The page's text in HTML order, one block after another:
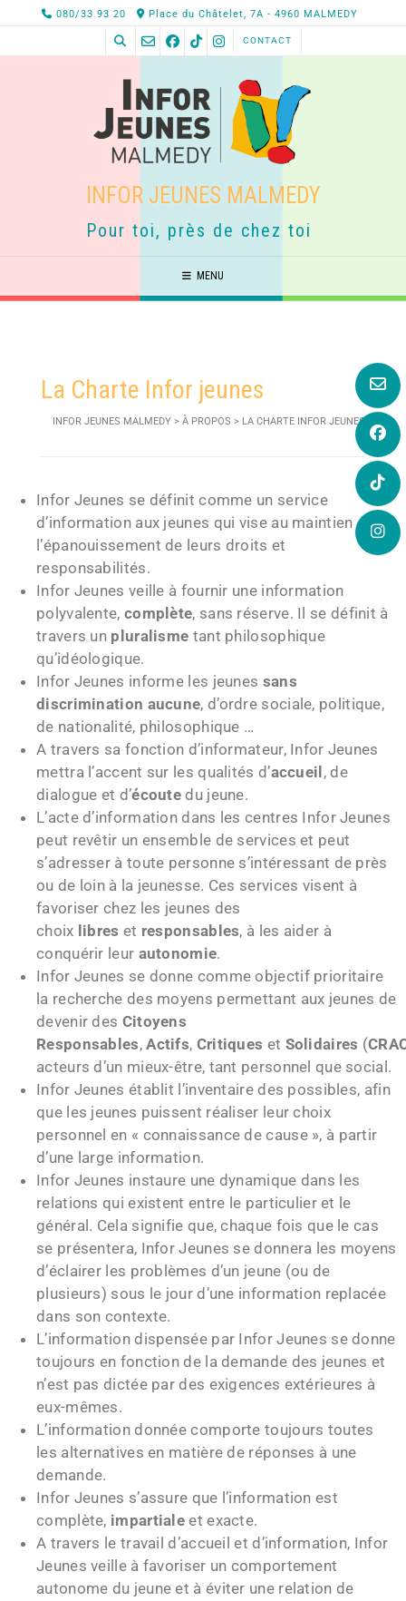
080/33 93 20 Place du Châtelet, 7A - 4960 MALMEDY
CONTACT
INFOR JEUNES MALMEDY
Pour toi, près de chez toi
MENU
La Charte Infor jeunes
INFOR JEUNES MALMEDY >À PROPOS > LA CHARTE INFOR JEUNES
Infor Jeunes se définit comme un service
d’information aux jeunes qui vise au maintien et à
l’épanouissement de leurs droits et
responsabilités.
Infor Jeunes veille à fournir une information
polyvalente, complète, sans réserve. Il se définit à
travers un pluralisme tant philosophique
qu’idéologique.
Infor Jeunes informe les jeunes sans
discrimination aucune, d’ordre sociale, politique,
de nationalité, philosophique …
A travers sa fonction d’informateur, Infor Jeunes
mettra l’accent sur les qualités d’accueil , de
dialogue et d’écoute du jeune.
L’acte d’information dans les centres Infor Jeunes
peut revêtir un ensemble de services et peut
s’adresser à toute personne s’intéressant de près
ou de loin à la jeunesse. Ces services visent à
favoriser chez les jeunes des
choix libres et responsables, à les aider à
conquérir leur autonomie.
Infor Jeunes se donne comme objectif prioritaire
la recherche des moyens permettant aux jeunes de
devenir des Citoyens
Responsables,Actifs, Critiques et Solidaires (
acteurs d’un mieux-être, tant personnel que social.
Infor Jeunes établit l’inventaire des possibles, afin
que les jeunes puissent réaliser leur choix
personnel en « connaissance de cause », à partir
d’une large information.
Infor Jeunes instaure une dynamique dans les
relations qui existent entre le particulier et le
général. Cela signifie que, chaque fois que le cas
se présentera, Infor Jeunes se donnera les moyens
d’éclairer les problèmes d’un jeune (ou de
plusieurs) sous le jour d’une information replacée
dans son contexte.
L’information dispensée par Infor Jeunes se donne
toujours en fonction de la demande des jeunes et
n’est pas dictée par des exigences extérieures à
eux-mêmes.
L’information donnée comporte toujours toutes
les alternatives en matière de réponses à une
demande.
Infor Jeunes s’assure que l’information est
complète, impartiale et exacte.
A travers le travail d’accueil et d’information, Infor
Jeunes veille à favoriser un comportement
autonome du jeune et à éviter une relation de